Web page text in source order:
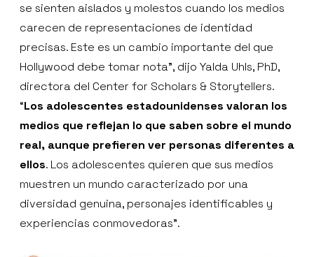
se sienten aislados y molestos cuando los medios
carecen de representaciones de identidad
precisas. Este es un cambio importante del que
Hollywood debe tomar nota”, dijo Yalda Uhls, PhD,
directora del Center for Scholars & Storytellers.
“Los adolescentes estadounidenses valoran los
medios que reflejan lo que saben sobre el mundo
real, aunque prefieren ver personas diferentes a
ellos. Los adolescentes quieren que sus medios
muestren un mundo caracterizado por una
diversidad genuina, personajes identificables y
experiencias conmovedoras”.